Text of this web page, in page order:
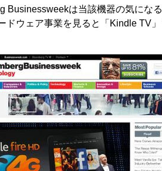
Businessweekは当該機器の気にな
ドウェア事業を見ると「Kindle TV